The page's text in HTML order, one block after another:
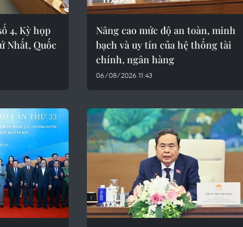
4, Kỳ họp
Nhất, Quốc
Nâng cao mức độ an toàn, minh
bạch và uy tín của hệ thống tài
chính, ngân hàng
06/08/2026 11:43